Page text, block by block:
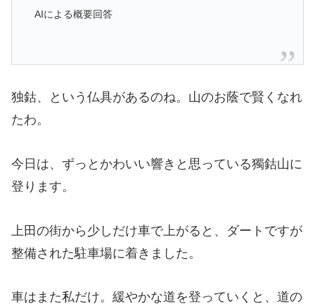
AIによる概要回答
独鈷、という仏具があるのね。山のお蔭で賢くなれ
たわ。
今日は、ずっとかわいい響きと思っている獨鈷山に
登ります。
上田の街から少しだけ車で上がると、ダートですが
整備された駐車場に着きました。
車はまた私だけ。緩やかな道を登っていくと、道の